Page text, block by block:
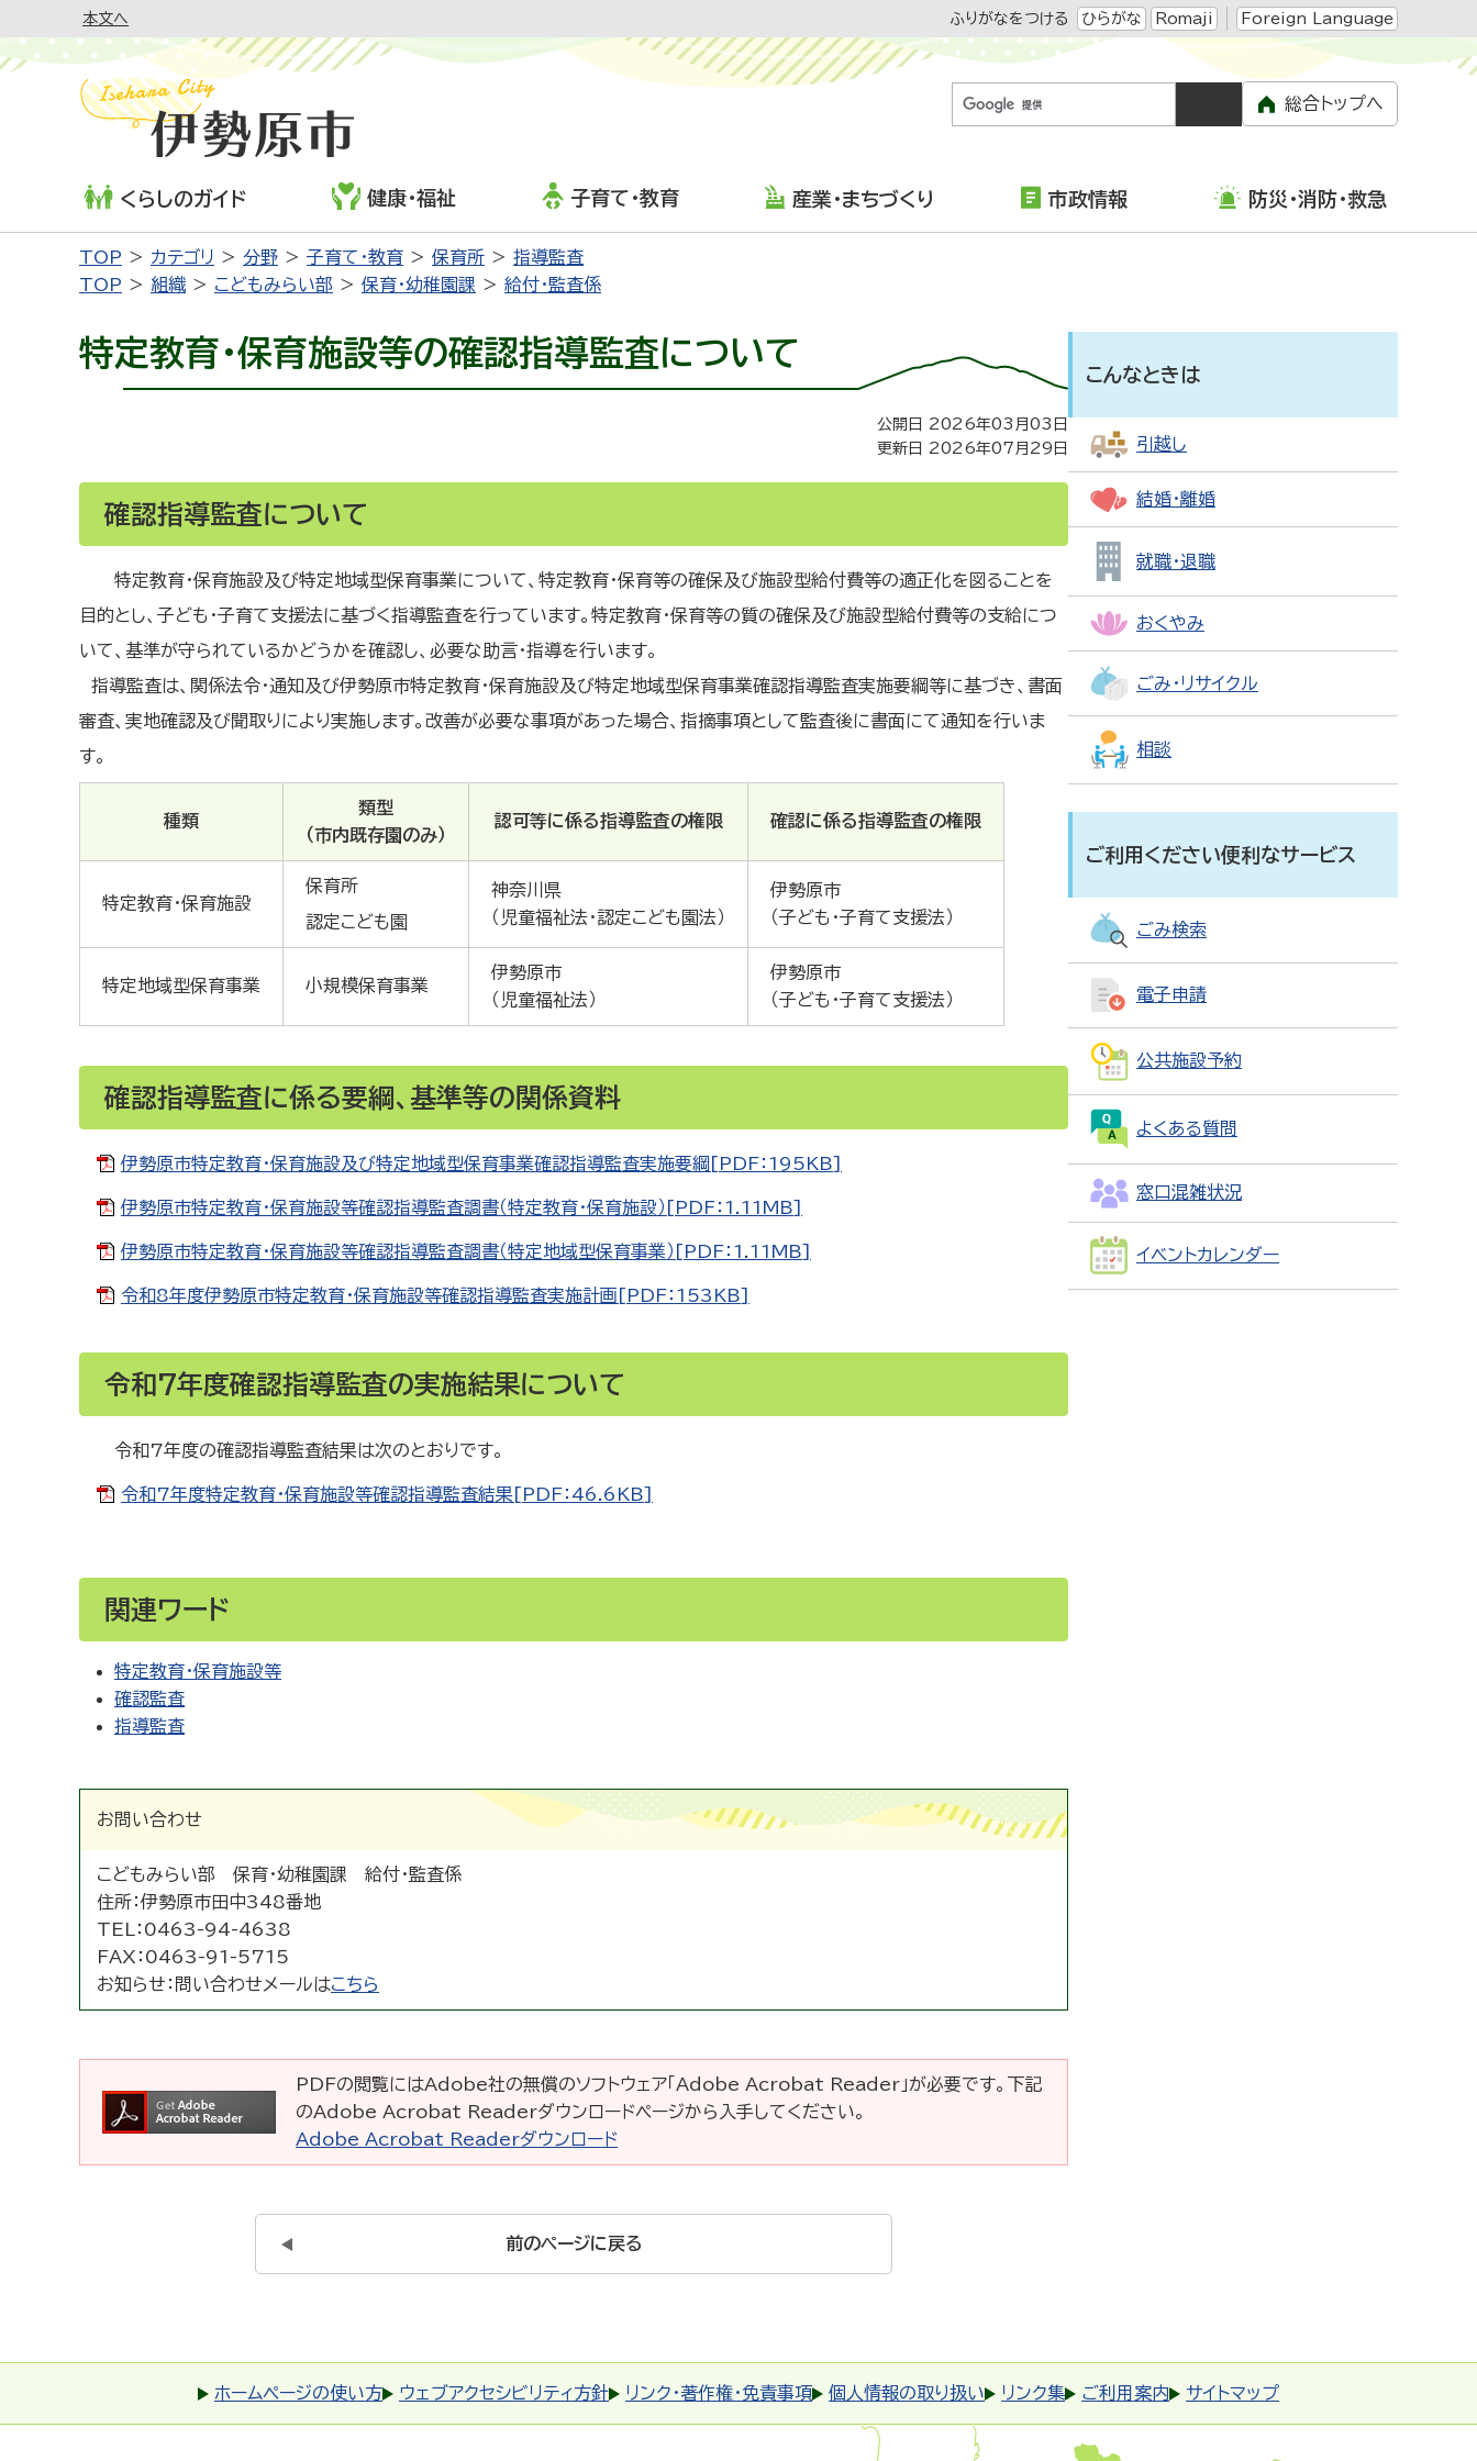
本文へ ふりがなをつける ひらがな Romaji Foreign Language
総合トップへ
くらしのガイド 健康・福祉 子育て・教育 産業・まちづくり 市政情報 防災・消防・救急
TOP カテゴリ 分野 子育て・教育 保育所
指導監査
TOP
組織 こどもみらい部 保育・幼稚園課 給付・監査係
特定教育・保育施設等の確認指導監査について
公開日 2026年03月03日
更新日 2026年07月29日
確認指導監査について
特定教育・保育施設及び特定地域型保育事業について、特定教育・保育等の確保及び施設型給付費等の適正化を図ることを
目的とし、子ども・子育て支援法に基づく指導監査を行っています。特定教育・保育等の質の確保及び施設型給付費等の支給につ
いて、基準が守られているかどうかを確認し、必要な助言・指導を行います。
指導監査は、関係法令・通知及び伊勢原市特定教育・保育施設及び特定地域型保育事業確認指導監査実施要綱等に基づき、書面
審査、実地確認及び聞取りにより実施します。改善が必要な事項があった場合、指摘事項として監査後に書面にて通知を行いま
す。
種類
類型
（市内既存園のみ）
認可等に係る指導監査の権限 確認に係る指導監査の権限
特定教育・保育施設
保育所
認定こども園
神奈川県
（児童福祉法・認定こども園法）
伊勢原市
（子ども・子育て支援法）
特定地域型保育事業 小規模保育事業
伊勢原市
（児童福祉法）
伊勢原市
（子ども・子育て支援法）
確認指導監査に係る要綱、基準等の関係資料
伊勢原市特定教育・保育施設及び特定地域型保育事業確認指導監査実施要綱[PDF：195KB]
伊勢原市特定教育・保育施設等確認指導監査調書（特定教育・保育施設）[PDF：1.11MB]
伊勢原市特定教育・保育施設等確認指導監査調書（特定地域型保育事業）[PDF：1.11MB]
令和8年度伊勢原市特定教育・保育施設等確認指導監査実施計画[PDF：153KB]
令和7年度確認指導監査の実施結果について
令和7年度の確認指導監査結果は次のとおりです。
令和7年度特定教育・保育施設等確認指導監査結果[PDF：46.6KB]
関連ワード
特定教育・保育施設等
確認監査
指導監査
お問い合わせ
こどもみらい部 保育・幼稚園課 給付・監査係
住所：伊勢原市田中348番地
TEL： 0463-94-4638
FAX： 0463-91-5715
お知らせ： 問い合わせメールはこちら
PDFの閲覧にはAdobe社の無償のソフトウェア「Adobe Acrobat Reader」が必要です。下記
のAdobe Acrobat Readerダウンロードページから入手してください。
Adobe Acrobat Readerダウンロード
前のページに戻る
こんなときは
引越し
結婚・離婚
就職・退職
おくやみ
ごみ・リサイクル
相談
ご利用ください便利なサービス
ごみ検索
電子申請
公共施設予約
よくある質問
窓口混雑状況
イベントカレンダー
ホームページの使い方 ウェブアクセシビリティ方針 リンク・著作権・免責事項 個人情報の取り扱い リンク集 ご利用案内 サイトマップ